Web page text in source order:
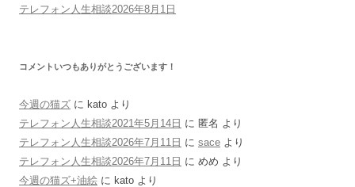
テレフォン人生相談2026年8月1日
コメントいつもありがとうございます！
今週の猫ズ に kato より
テレフォン人生相談2021年5月14日 に 匿名 より
テレフォン人生相談2026年7月11日 に sace より
テレフォン人生相談2026年7月11日 に めめ より
今週の猫ズ+油絵 に kato より